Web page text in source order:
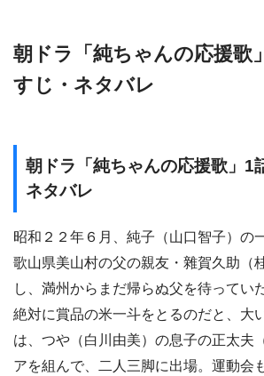
朝ドラ「純ちゃんの応援歌
すじ・ネタバレ
朝ドラ「純ちゃんの応援歌」1
ネタバレ
昭和２２年６月、純子（山口智子）の
歌山県美山村の父の親友・雜賀久助（
し、満州からまだ帰らぬ父を待ってい
絶対に賞品の米一斗をとるのだと、大
は、つや（白川由美）の息子の正太夫
アを組んで、二人三脚に出場。運動会